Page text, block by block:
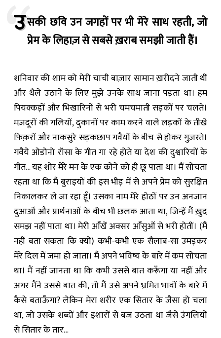
उसकी छवि उन जगहों पर भी मेरे साथ रहती, जो
प्रेम के लिहाज़ से सबसे ख़राब समझी जाती हैं।
शनिवार की शाम को मेरी चाची बाज़ार सामान ख़रीदने जाती थीं
और थैले उठाने के लिए मुझे उनके साथ जाना पड़ता था। हम
पियक्कड़ों और भिखारिनों से भरी चमचमाती सड़कों पर चलते।
मज़दूरों की गलियों, दुकानों पर काम करने वाले लड़कों के तीखे
फ़िक़रों और नाकसुरे सड़कछाप गवैयों के बीच से होकर गुज़रते।
गवैये ओडोनो रॉसा के गीत गा रहे होते या देश की दुश्वारियों के
गीत… यह शोर मेरे मन के एक कोने को ही छू पाता था। मैं सोचता
रहता था कि मैं बुराइयों की इस भीड़ में से अपने प्रेम को सुरक्षित
निकालकर ले जा रहा हूँ। उसका नाम मेरे होठों पर उन अनजान
दुआओं और प्रार्थनाओं के बीच भी छलक आता था, जिन्हें मैं ख़ुद
समझ नहीं पाता था। मेरी आँखें अक्सर आँसुओं से भरी होतीं। (मैं
नहीं बता सकता कि क्यों) कभी-कभी एक सैलाब-सा उमड़कर
मेरे दिल में जमा हो जाता। मैं अपने भविष्य के बारे में कम सोचता
था। मैं नहीं जानता था कि कभी उससे बात करूँगा या नहीं और
अगर मैंने उससे बात की, तो मैं उसे अपने भ्रमित भावों के बारे में
कैसे बताऊँगा? लेकिन मेरा शरीर एक सितार के जैसा हो चला
था, जो उसके शब्दों और इशारों से बज उठता था जैसे उंगलियों
से सितार के तार…